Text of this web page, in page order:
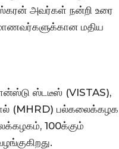
அவர்கள் நன்றி உரை
மதிய
ஸ்டடீஸ் (VISTAS),
(MHRD) பல்கலைக்கழக
100க்கும்